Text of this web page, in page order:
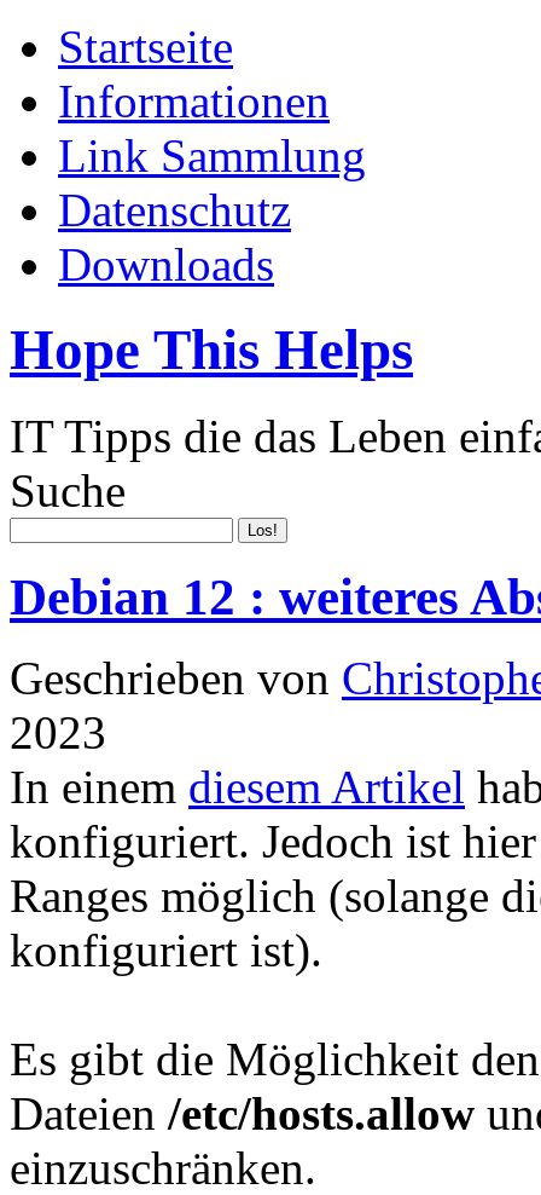
Startseite
Informationen
Link Sammlung
Datenschutz
Downloads
Hope This Helps
IT Tipps die das Leben
Suche
Debian 12 : weiteres
Geschrieben von
2023
In einem diesem Artikel
konfiguriert. Jedoch ist
Ranges möglich (solange
konfiguriert ist).
Es gibt die Möglichkeit
Dateien /etc/hosts.allow
einzuschränken.